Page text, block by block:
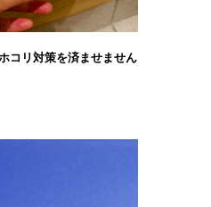
コリ対策を済ませません